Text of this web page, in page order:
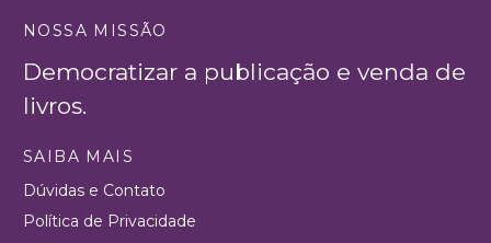
NOSSA MISSÃO
Democratizar a publicação e venda de
livros.
SAIBA MAIS
Dúvidas e Contato
Política de Privacidade